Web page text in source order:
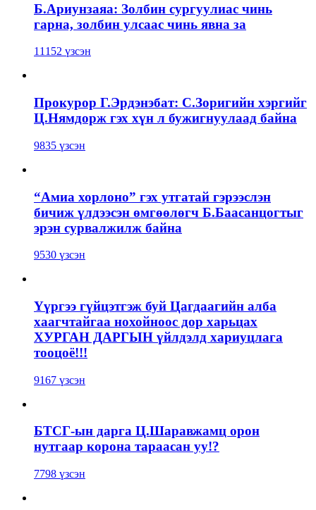
Б.Ариунзаяа: Золбин сургуулиас чинь
гарна, золбин улсаас чинь явна за
11152 үзсэн
Прокурор Г.Эрдэнэбат: С.Зоригийн хэргийг
Ц.Нямдорж гэх хүн л бужигнуулаад байна
9835 үзсэн
“Амиа хорлоно” гэх утгатай гэрээслэн
бичиж үлдээсэн өмгөөлөгч Б.Баасанцогтыг
эрэн сурвалжилж байна
9530 үзсэн
Үүргээ гүйцэтгэж буй Цагдаагийн алба
хаагчтайгаа нохойноос дор харьцах
ХУРГАН ДАРГЫН үйлдэлд хариуцлага
тооцоё!!!
9167 үзсэн
БТСГ-ын дарга Ц.Шаравжамц орон
нутгаар корона тараасан уу!?
7798 үзсэн